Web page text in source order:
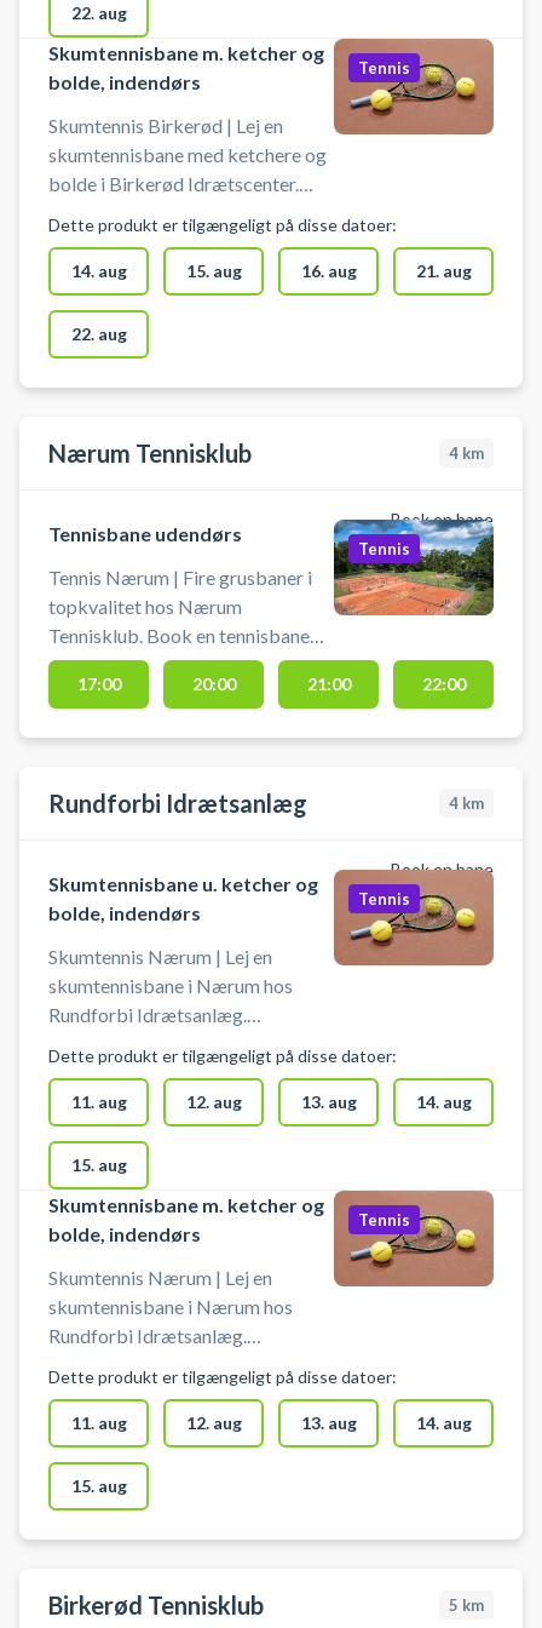
skumtennis i Birkerød. Booking af
skumtennis banen er uden bat og
bolde. Gratis parkering ved
skumtennisbanerne ved Birkerød
Idrætscenter.
22. aug
Skumtennisbane m. ketcher og
bolde, indendørs
Skumtennis Birkerød | Lej en
skumtennisbane med ketchere og
bolde i Birkerød Idrætscenter.
der spilles på baner, hvor der også
spilles badminton og pickleball.
Book nemt din skumtennisbane og
spil skumtennis i Birkerød.
Booking af skumtennis banen er
inklusiv ketchere og bolde. Gratis
ved Birkerød Idrætscenter.
Tennis
Dette produkt er tilgængeligt på disse datoer:
14. aug 15. aug 16. aug 21. aug
22. aug
Nærum Tennisklub 4 km
Book en bane
Tennisbane udendørs
Tennis Nærum | Fire grusbaner i
topkvalitet hos Nærum
Tennisklub. Book en tennisbane
og spil tennis i Nærum på
grusbanerne hos tennisklubben.
linjer efter brug. Du skal selv
Tennis
17:00 20:00 21:00 22:00
Rundforbi Idrætsanlæg 4 km
Book en bane
Skumtennisbane u. ketcher og
bolde, indendørs
Skumtennis Nærum | Lej en
skumtennisbane i Nærum hos
Rundforbi Idrætsanlæg.
der spilles på baner, hvor der også
spilles badminton og pickleball.
Book nemt din skumtennisbane og
spil skumtennis i Nærum. Booking
af skumtennis banen er uden bat
og bolde. Gratis parkering ved
skumtennisbanerne i Nærum på
Egebækvej 118, 2850 Nærum -
nær Skodsborg, Søllerød, Trørød
og Gammel Holte.
Tennis
Dette produkt er tilgængeligt på disse datoer:
11. aug 12. aug 13. aug 14. aug
15. aug
Skumtennisbane m. ketcher og
bolde, indendørs
Skumtennis Nærum | Lej en
skumtennisbane i Nærum hos
Rundforbi Idrætsanlæg.
der spilles på baner, hvor der også
spilles badminton og pickleball.
Book nemt din skumtennisbane og
spil skumtennis i Nærum. Booking
af skumtennis banen er inklusiv
ketchere og bolde. Gratis
i Nærum på Egebækvej 118, 2850
Tennis
Dette produkt er tilgængeligt på disse datoer:
11. aug 12. aug 13. aug 14. aug
15. aug
Birkerød Tennisklub 5 km